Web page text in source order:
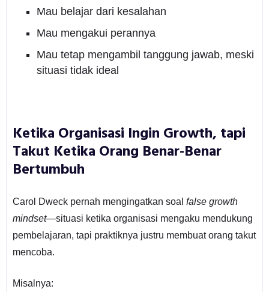
Mau belajar dari kesalahan
Mau mengakui perannya
Mau tetap mengambil tanggung jawab, meski
situasi tidak ideal
Ketika Organisasi Ingin Growth, tapi
Takut Ketika Orang Benar-Benar
Bertumbuh
Carol Dweck pernah mengingatkan soal false growth
mindset—situasi ketika organisasi mengaku mendukung
pembelajaran, tapi praktiknya justru membuat orang takut
mencoba.
Misalnya: